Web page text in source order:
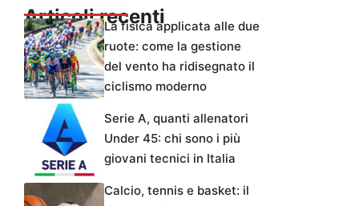
Articoli recentiLa fisica applicata alle due
ruote: come la gestione
del vento ha ridisegnato il
ciclismo moderno
Serie A, quanti allenatori
Under 45: chi sono i più
giovani tecnici in Italia
Calcio, tennis e basket: il